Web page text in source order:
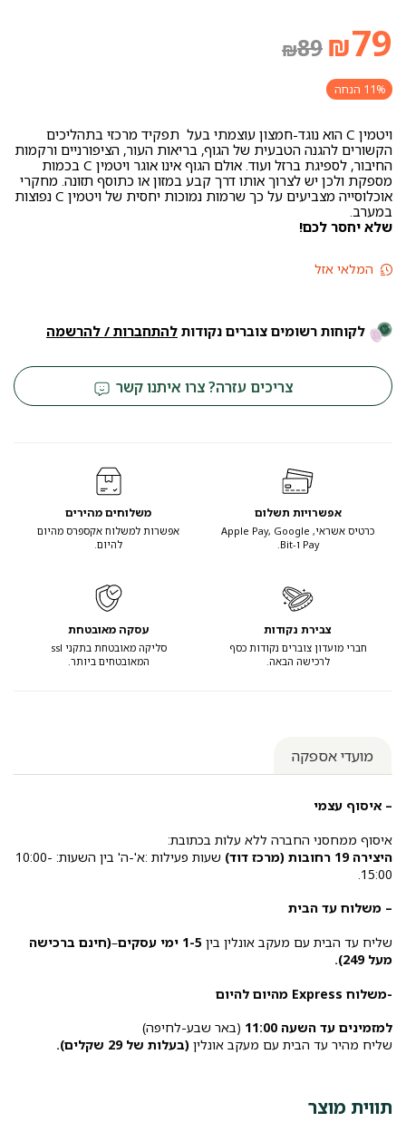
₪89
המחיר
המקורי
היה:
₪89.
₪79
המחיר
הנוכחי
הוא:
₪79.
11% הנחה
ויטמין C הוא נוגד-חמצון עוצמתי בעל תפקיד מרכזי בתהליכים
הקשורים להגנה הטבעית של הגוף, בריאות העור, הציפורניים ורקמות
החיבור, לספיגת ברזל ועוד. אולם הגוף אינו אוגר ויטמין C בכמות
מספקת ולכן יש לצרוך אותו דרך קבע במזון או כתוסף תזונה. מחקרי
אוכלוסייה מצביעים על כך שרמות נמוכות יחסית של ויטמין C נפוצות
במערב.
שלא יחסר לכם!
לקוחות רשומים צוברים נקודות להתחברות / להרשמה
המלאי אזל
צריכים עזרה? צרו איתנו קשר
מועדי אספקה
– איסוף עצמי
איסוף ממחסני החברה ללא עלות בכתובת:
היצירה 19 רחובות (מרכז דוד)
שעות פעילות :א'-ה' בין השעות: 10:00-
15:00.
– משלוח עד הבית
שליח עד הבית עם מעקב אונלין בין 1-5 ימי עסקים –(חינם ברכישה
מעל 249).
-משלוח Express מהיום להיום
למזמינים עד השעה 11:00
(באר שבע-לחיפה)
שליח מהיר עד הבית עם מעקב אונלין (בעלות של 29 שקלים).
תווית מוצר
אפשרויות תשלום
כרטיס אשראי, Apple Pay, Google
Pay ו-Bit.
משלוחים מהירים
אפשרות למשלוח אקספרס מהיום
להיום.
צבירת נקודות
חברי מועדון צוברים נקודות כסף
לרכישה הבאה.
עסקה מאובטחת
סליקה מאובטחת בתקני ssl
המאובטחים ביותר.